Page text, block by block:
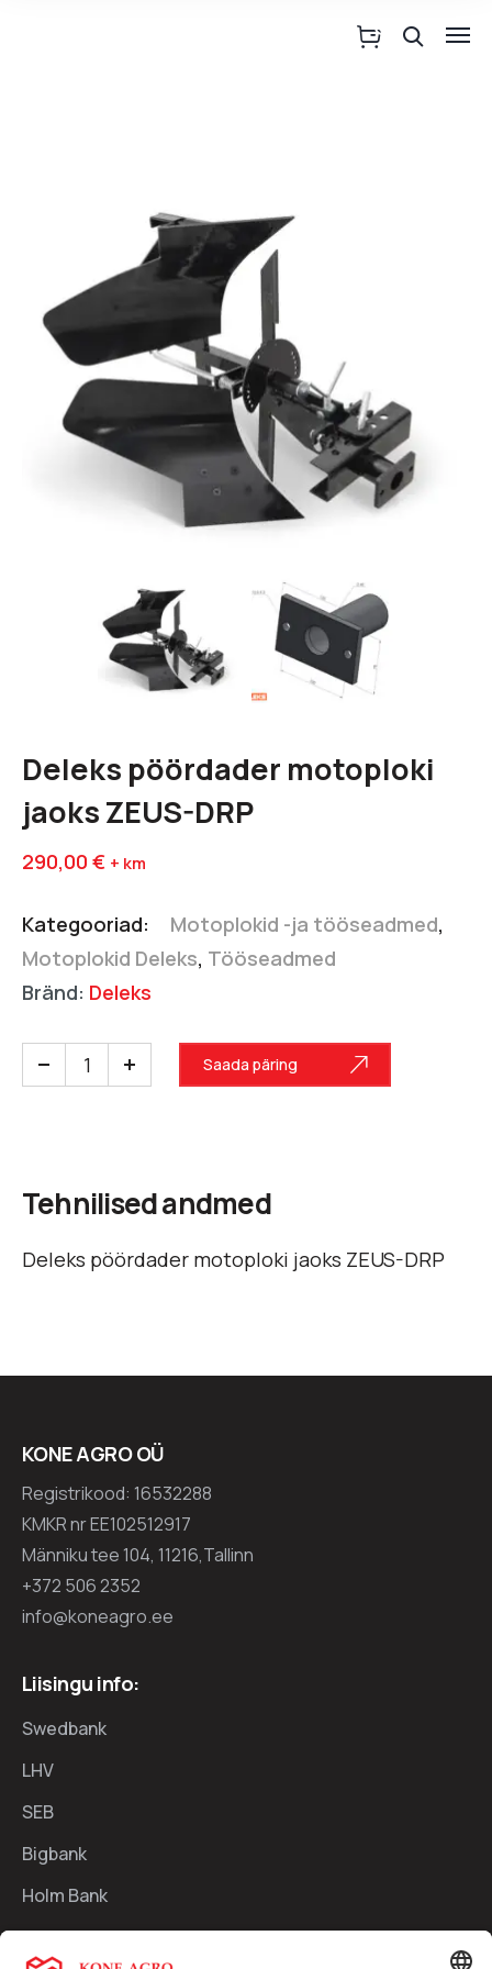
Deleks pöördader motoploki
jaoks ZEUS-DRP
290,00 € + km
Kategooriad: Motoplokid -ja tööseadmed,
Motoplokid Deleks, Tööseadmed
Bränd: Deleks
Saada päring
Tehnilised andmed
Deleks pöördader motoploki jaoks ZEUS-DRP
KONE AGRO OÜ
Registrikood: 16532288
KMKR nr EE102512917
Männiku tee 104, 11216,Tallinn
+372 506 2352
info@koneagro.ee
Liisingu info:
Swedbank
LHV
SEB
Bigbank
Holm Bank
Kiirlingid: